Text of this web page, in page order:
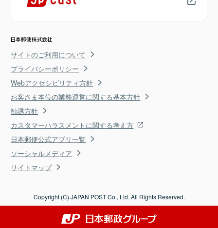
サイトのご利用について
プライバシーポリシー
Webアクセシビリティ方針
お客さま本位の業務運営に関する基本方針
勧誘方針
カスタマーハラスメントに関する考え方
日本郵便公式アプリ一覧
ソーシャルメディア
サイトマップ
Copyright (C) JAPAN POST Co., Ltd. All Rights Reserved.